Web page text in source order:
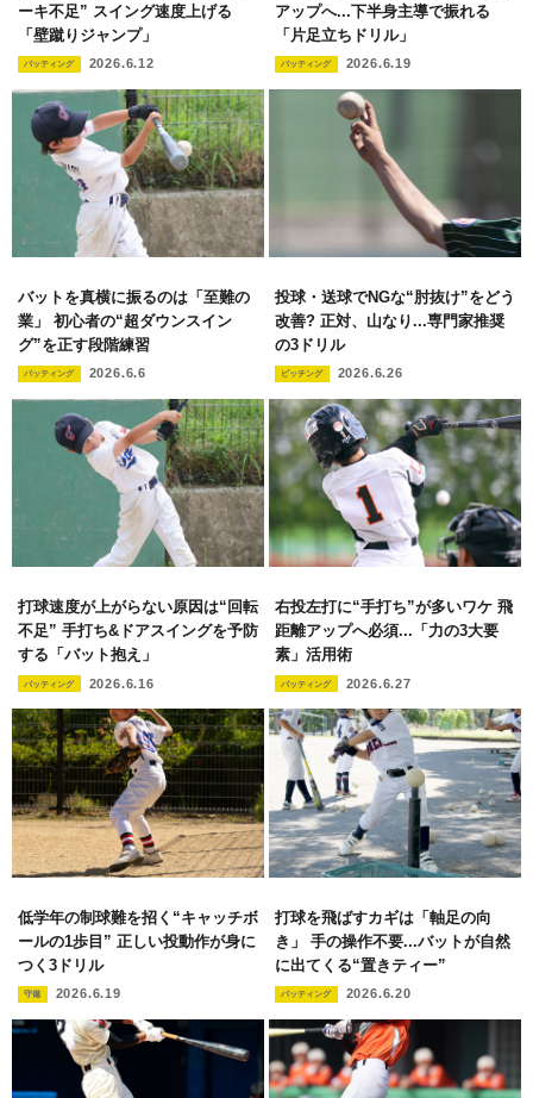
ーキ不足” スイング速度上げる
「壁蹴りジャンプ」
バッティング 2026.6.12
アップへ...下半身主導で振れる
「片足立ちドリル」
バッティング 2026.6.19
バットを真横に振るのは「至難の
業」 初心者の“超ダウンスイン
グ”を正す段階練習
バッティング 2026.6.6
投球・送球でNGな“肘抜け”をどう
改善? 正対、山なり...専門家推奨
の3ドリル
ピッチング 2026.6.26
打球速度が上がらない原因は“回転
不足” 手打ち&ドアスイングを予防
する「バット抱え」
バッティング 2026.6.16
右投左打に“手打ち”が多いワケ 飛
距離アップへ必須...「力の3大要
素」活用術
バッティング 2026.6.27
低学年の制球難を招く“キャッチボ
ールの1歩目” 正しい投動作が身に
つく3ドリル
守備 2026.6.19
打球を飛ばすカギは「軸足の向
き」 手の操作不要...バットが自然
に出てくる“置きティー”
バッティング 2026.6.20